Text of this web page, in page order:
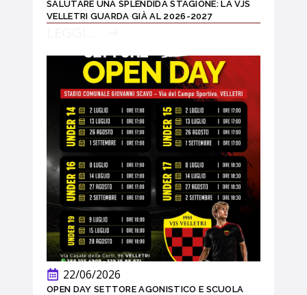
SALUTARE UNA SPLENDIDA STAGIONE: LA VJS
VELLETRI GUARDA GIÀ AL 2026-2027
22/06/2026
OPEN DAY SETTORE AGONISTICO E SCUOLA